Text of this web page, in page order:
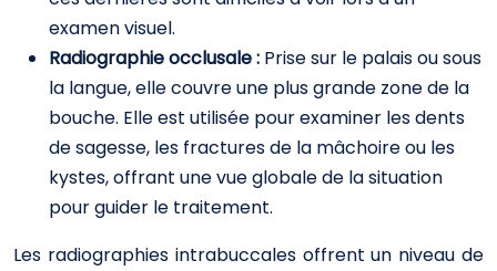
examen visuel.
Radiographie occlusale : Prise sur le palais ou sous
la langue, elle couvre une plus grande zone de la
bouche. Elle est utilisée pour examiner les dents
de sagesse, les fractures de la mâchoire ou les
kystes, offrant une vue globale de la situation
pour guider le traitement.
Les radiographies intrabuccales offrent un niveau de